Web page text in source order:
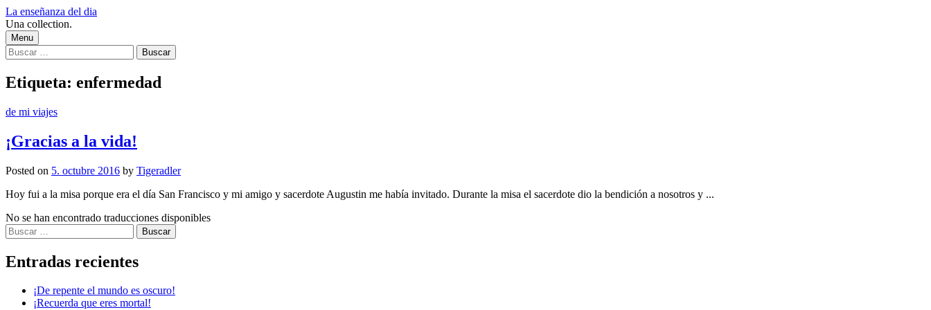
Skip
to
content
La enseñanza del dia
Una collection.
Menu
Buscar:
Etiqueta: enfermedad
de mi viajes
¡Gracias a la vida!
Posted on 5. octubre 2016 by Tigeradler
Hoy fui a la misa porque era el día San Francisco y mi amigo y sacerdote Augustin me había invitado. Durante la misa el sacerdote dio la bendición a nosotros y ...
No se han encontrado traducciones disponibles
Buscar:
Entradas recientes
¡De repente el mundo es oscuro!
¡Recuerda que eres mortal!